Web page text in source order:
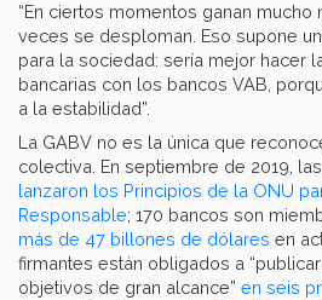
“En ciertos momentos ganan mucho
veces se desploman. Eso supone
para la sociedad: sería mejor hacer
bancarias con los bancos VAB,
a la estabilidad”.
La GABV no es la única que
colectiva. En septiembre de 2019,
lanzaron los Principios de la ONU
Responsable; 170 bancos son
más de 47 billones de dólares en
firmantes están obligados a
objetivos de gran alcance” en seis